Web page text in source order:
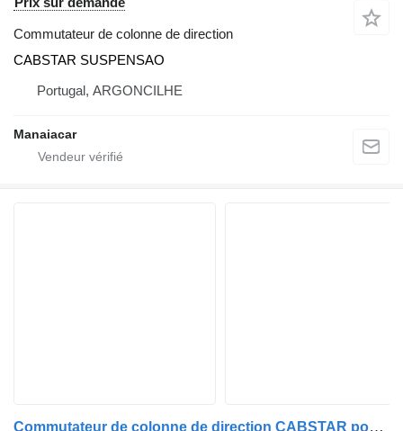
Commutateur de colonne de direction
CABSTAR SUSPENSAO
Portugal, ARGONCILHE
Manaiacar
Commutateur de colonne de direction CABSTAR pour camion Nissan CABSTAR | 06 - 12